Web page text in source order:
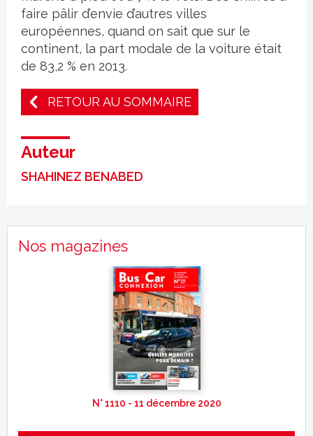
faire pâlir d’envie d’autres villes
européennes, quand on sait que sur le
continent, la part modale de la voiture était
de 83,2 % en 2013.
RETOUR AU SOMMAIRE
Auteur
SHAHINEZ BENABED
Nos magazines
N° 1110 - 11 décembre 2020